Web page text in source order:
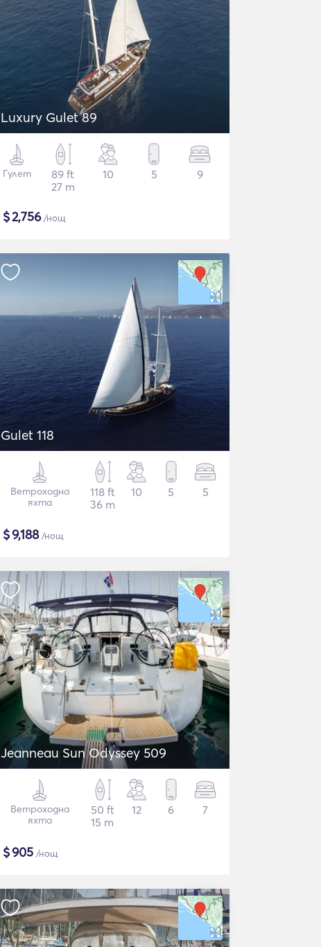
Luxury Gulet 89
Гулет
89 ft
27 m
10 5 9
$2,756/нощ
Gulet 118
Ветроходна
яхта
118 ft
36 m
10 5 5
$9,188/нощ
Jeanneau Sun Odyssey 509
Ветроходна
яхта
50 ft
15 m
12 6 7
$905 /нощ